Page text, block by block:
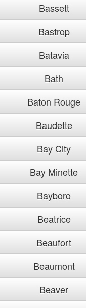
Bassett
Bastrop
Batavia
Bath
Baton Rouge
Baudette
Bay City
Bay Minette
Bayboro
Beatrice
Beaufort
Beaumont
Beaver